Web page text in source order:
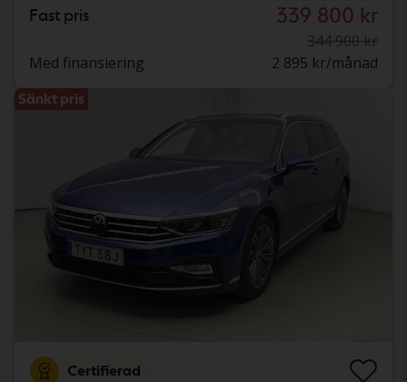
Fast pris 339 800 kr
344 900 kr
Med finansiering
2 895 kr/månad
Sänkt pris
Certifierad